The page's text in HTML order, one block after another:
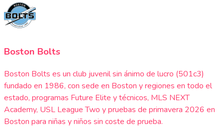
Boston Bolts
Boston Bolts es un club juvenil sin ánimo de lucro (501c3)
fundado en 1986, con sede en Boston y regiones en todo el
estado, programas Future Elite y técnicos, MLS NEXT
Academy, USL League Two y pruebas de primavera 2026 en
Boston para niñas y niños sin coste de prueba.